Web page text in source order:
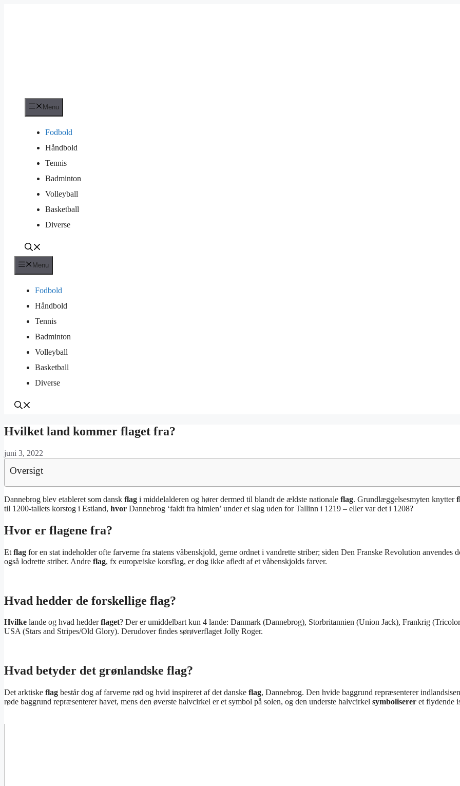
Menu
Fodbold
Håndbold
Tennis
Badminton
Volleyball
Basketball
Diverse
Menu
Fodbold
Håndbold
Tennis
Badminton
Volleyball
Basketball
Diverse
Hvilket land kommer flaget fra?
juni 3, 2022
Oversigt
Dannebrog blev etableret som dansk flag i middelalderen og hører dermed til blandt de ældste nationale flag. Grundlæggelsesmyten knytter
til 1200-tallets korstog i Estland, hvor Dannebrog ‘faldt fra himlen’ under et slag uden for Tallinn i 1219 – eller var det i 1208?
Hvor er flagene fra?
Et flag for en stat indeholder ofte farverne fra statens våbenskjold, gerne ordnet i vandrette striber; siden Den Franske Revolution anvendes
også lodrette striber. Andre flag, fx europæiske korsflag, er dog ikke afledt af et våbenskjolds farver.
Hvad hedder de forskellige flag?
Hvilke lande og hvad hedderflaget? Der er umiddelbart kun 4 lande: Danmark (Dannebrog), Storbritannien (Union Jack), Frankrig
USA (Stars and Stripes/Old Glory). Derudover findes sørøverflaget Jolly Roger.
Hvad betyder det grønlandske flag?
Det arktiske flag består dog af farverne rød og hvid inspireret af det danske flag, Dannebrog. Den hvide baggrund repræsenterer
røde baggrund repræsenterer havet, mens den øverste halvcirkel er et symbol på solen, og den underste halvcirkel symboliserer et flydende